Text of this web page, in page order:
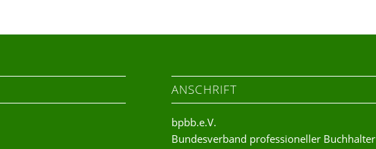
ANSCHRIFT
bpbb.e.V.
Bundesverband professioneller Buchhalter